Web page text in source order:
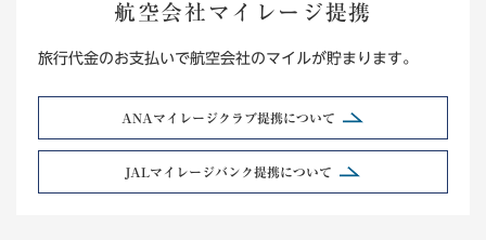
航空会社マイレージ提携
旅行代金のお支払いで航空会社のマイルが貯まります。
ANAマイレージクラブ提携について
JALマイレージバンク提携について